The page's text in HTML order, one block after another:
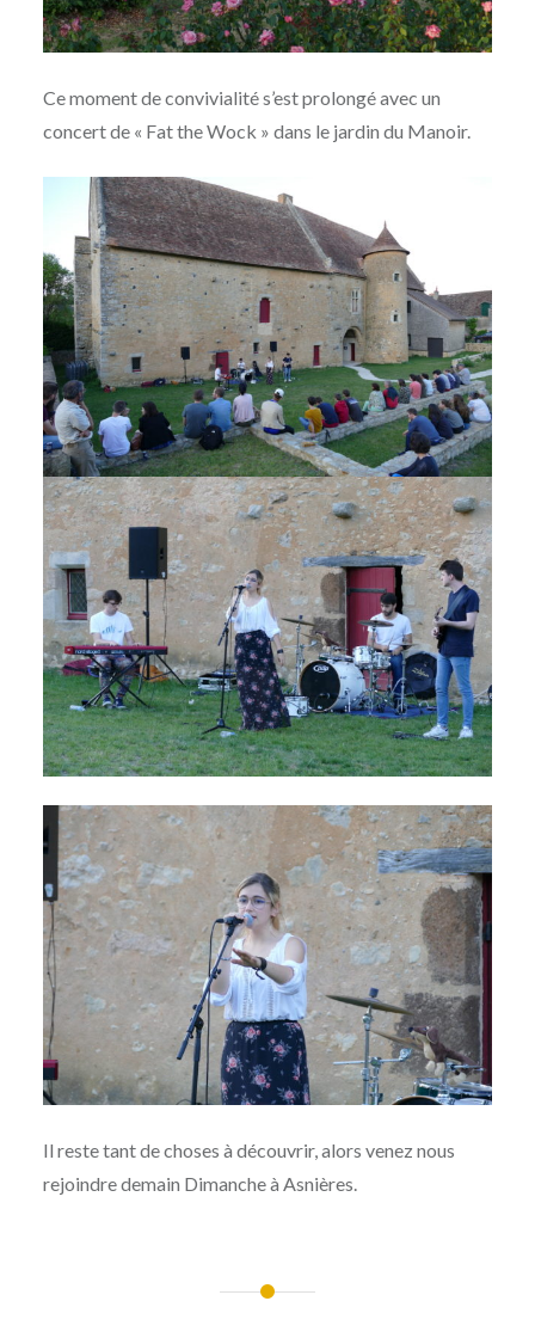
Ce moment de convivialité s’est prolongé avec un
concert de « Fat the Wock » dans le jardin du Manoir.
Il reste tant de choses à découvrir, alors venez nous
rejoindre demain Dimanche à Asnières.